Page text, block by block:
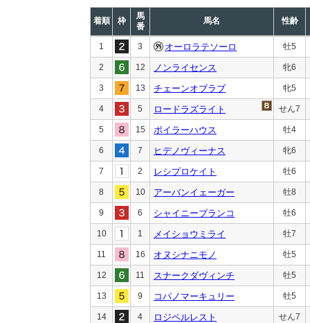
着順 枠
馬
番
馬名 性齢
1 3 オーロラテソーロ 牡5
2 12 ノンライセンス 牝6
3 13 チェーンオブラブ 牝5
4 5 ロードラズライト せん7
5 15 ボイラーハウス 牡4
6 7 ヒデノヴィーナス 牝6
7 2 レシプロケイト 牡6
8 10 アーバンイェーガー 牡8
9 6 シャイニーブランコ 牡6
10 1 メイショウミライ 牡7
11 16 オヌシナニモノ 牡5
12 11 スナークダヴィンチ 牡5
13 9 コパノマーキュリー 牡5
14 4 ロジペルレスト せん7